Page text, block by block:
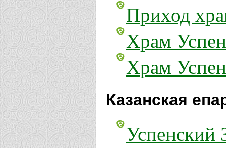
Приход
Храм
Храм
Казанская
Успенский